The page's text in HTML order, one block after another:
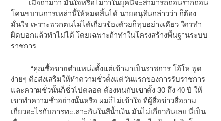
เมื่อถามว่า มั่นใจหรือไม่ว่าในยุคนี้จะสามารถถอนรากถอน
โคนขบวนการเหล่านี้ให้หมดสิ้นได้ นายอนุทินกล่าวว่า ก็ต้อง
มั่นใจ เพราะพวกตนไม่ได้เกี่ยวข้องด้วยก็ทุบอย่างเดียว ใครทำ
ผิดบอกแล้วทำไม่ได้ โดยเฉพาะถ้าทำในโครงสร้างพื้นฐานระบบ
ราชการ
“คุณซื้อขายตำแหน่งตั้งแต่เข้ามาเป็นราชการ โอ้โห พูด
ง่ายๆ คือส่งเสริมให้ทำความชั่วตั้งแต่วันแรกของการรับราชการ
และความชั่วนั้นก็ชั่วไปตลอด ต้องทนกับเขาตั้ง 30 ถึง 40 ปี ให้
เขาทำความชั่วอย่างนั้นหรือ ผมก็ไม่เข้าใจ ที่ผู้สื่อข่าวสื่อถาม
เกี่ยวอะไรกับการทะเลาะกันในสีน้ำเงิน มันไม่เกี่ยวกันเลย นี่เป็น